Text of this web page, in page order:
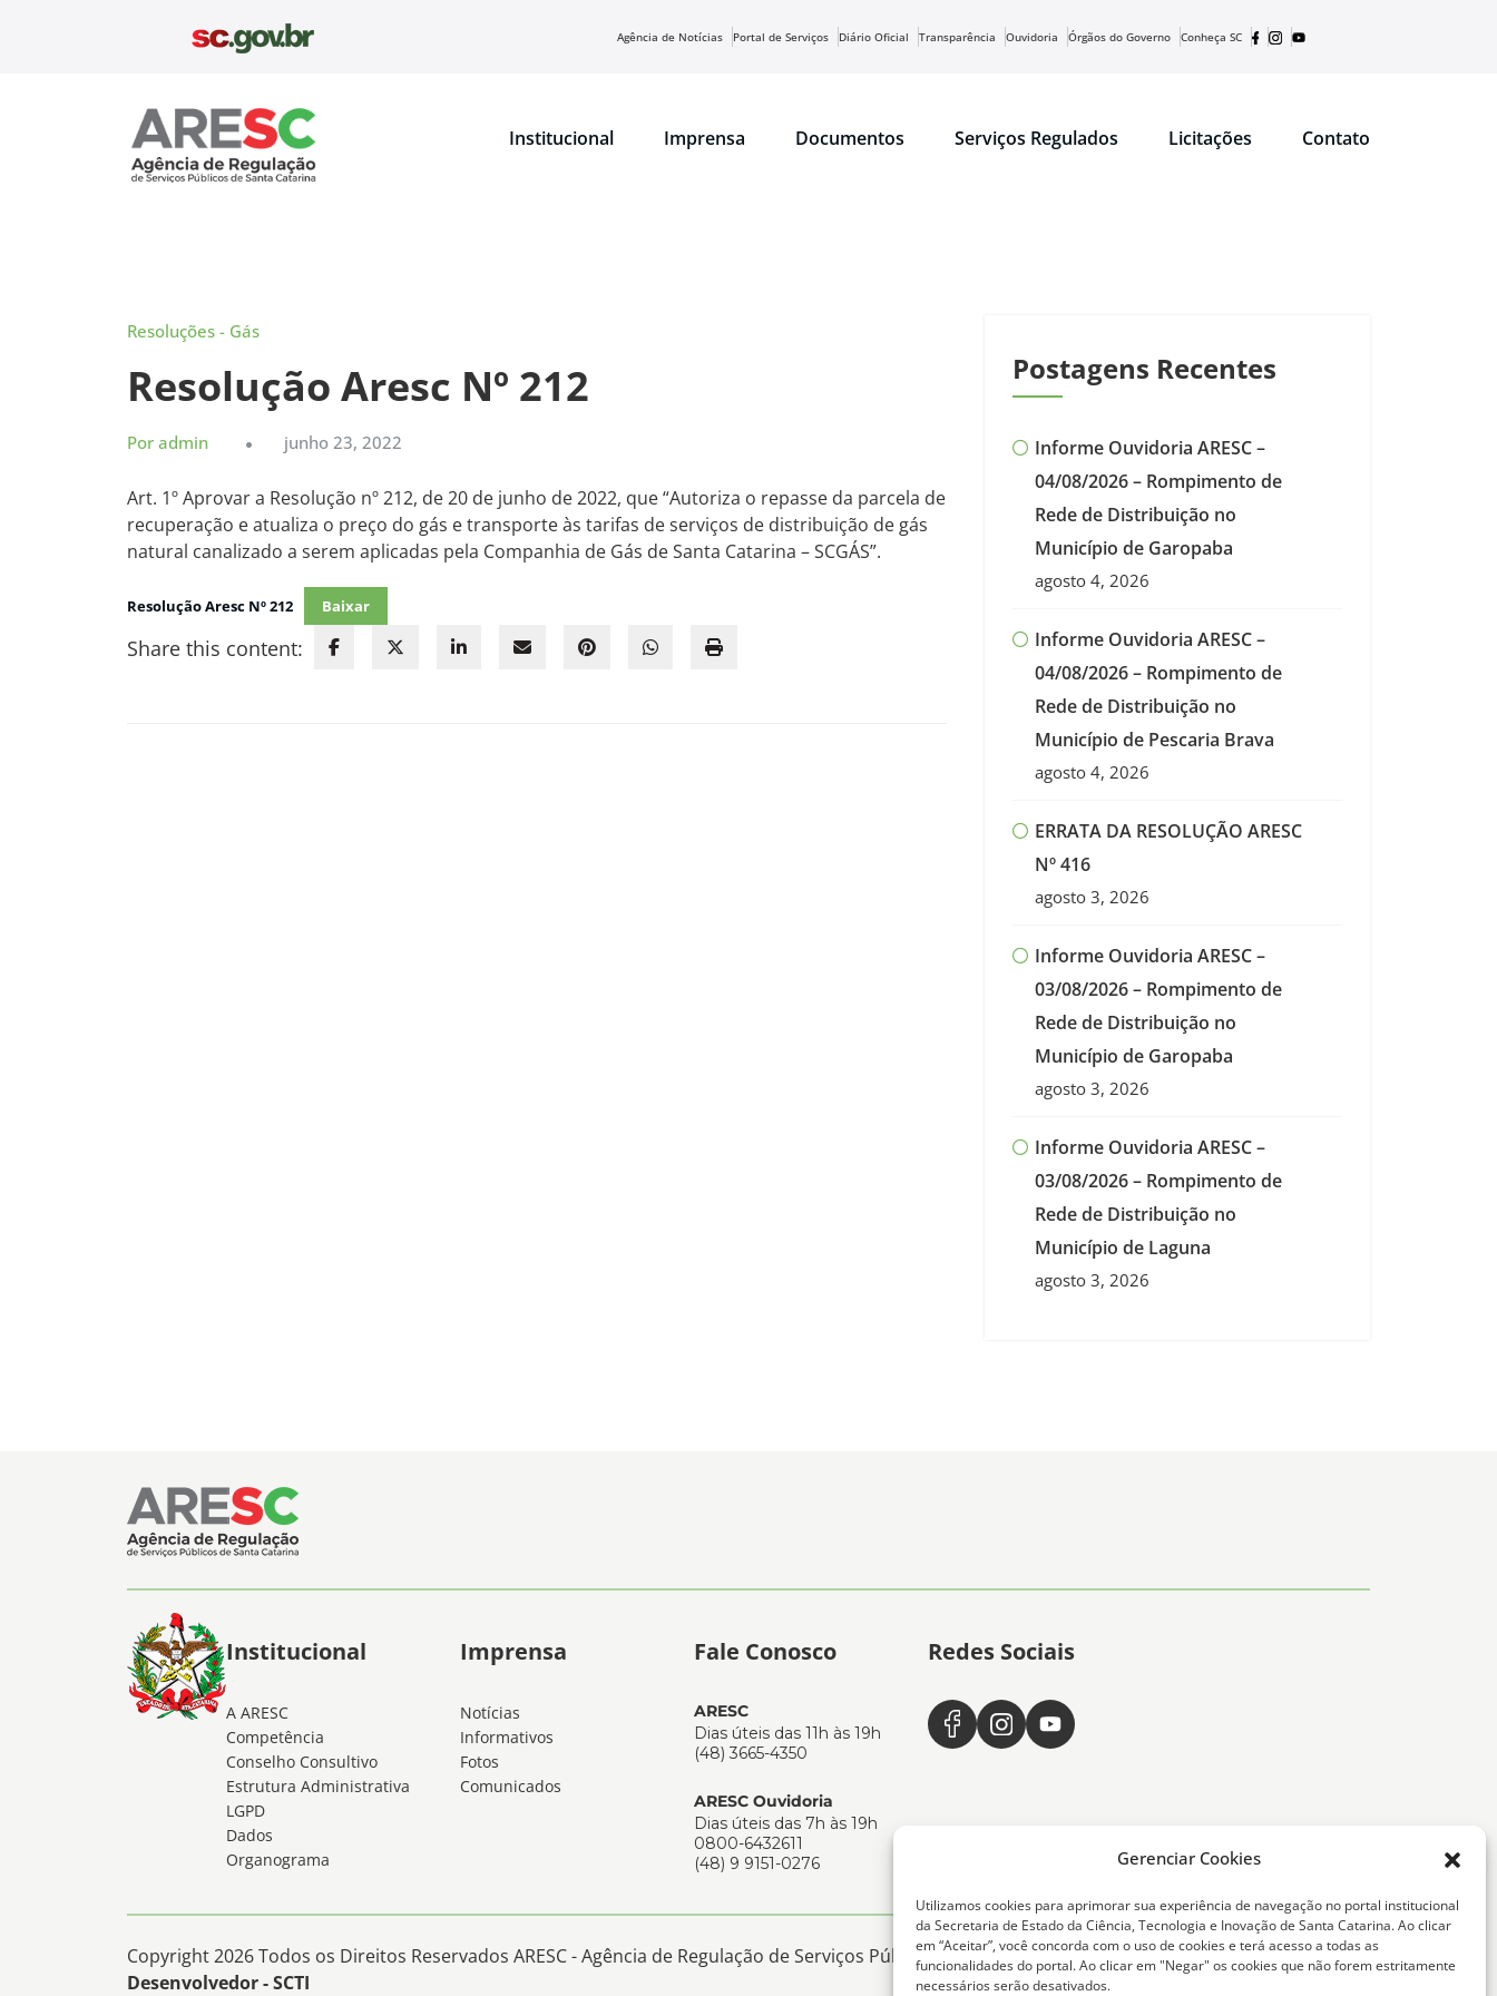
Gerenciar Cookies
Utilizamos cookies para aprimorar sua experiência de navegação no portal institucional
da Secretaria de Estado da Ciência, Tecnologia e Inovação de Santa Catarina. Ao clicar
em “Aceitar”, você concorda com o uso de cookies e terá acesso a todas as
funcionalidades do portal. Ao clicar em "Negar" os cookies que não forem estritamente
necessários serão desativados.
Agência de Notícias Portal de Serviços Diário Oficial Transparência Ouvidoria Órgãos do Governo Conheça SC
Institucional Imprensa Documentos Serviços Regulados Licitações Contato
Resoluções - Gás
Resolução Aresc Nº 212
Por admin junho 23, 2022
Art. 1º Aprovar a Resolução nº 212, de 20 de junho de 2022, que “Autoriza o repasse da parcela de
recuperação e atualiza o preço do gás e transporte às tarifas de serviços de distribuição de gás
natural canalizado a serem aplicadas pela Companhia de Gás de Santa Catarina – SCGÁS”.
Resolução Aresc Nº 212 Baixar
Share this content:
Postagens Recentes
Informe Ouvidoria ARESC –
04/08/2026 – Rompimento de
Rede de Distribuição no
Município de Garopaba
agosto 4, 2026
Informe Ouvidoria ARESC –
04/08/2026 – Rompimento de
Rede de Distribuição no
Município de Pescaria Brava
agosto 4, 2026
ERRATA DA RESOLUÇÃO ARESC
Nº 416
agosto 3, 2026
Informe Ouvidoria ARESC –
03/08/2026 – Rompimento de
Rede de Distribuição no
Município de Garopaba
agosto 3, 2026
Informe Ouvidoria ARESC –
03/08/2026 – Rompimento de
Rede de Distribuição no
Município de Laguna
agosto 3, 2026
Institucional
A ARESC
Competência
Conselho Consultivo
Estrutura Administrativa
LGPD
Dados
Organograma
Imprensa
Notícias
Informativos
Fotos
Comunicados
Fale Conosco
ARESC
Dias úteis das 11h às 19h
(48) 3665-4350
ARESC Ouvidoria
Dias úteis das 7h às 19h
0800-6432611
(48) 9 9151-0276
Redes Sociais
Copyright 2026 Todos os Direitos Reservados ARESC - Agência de Regulação de Serviços Públicos de Santa Catarina -
Desenvolvedor - SCTI